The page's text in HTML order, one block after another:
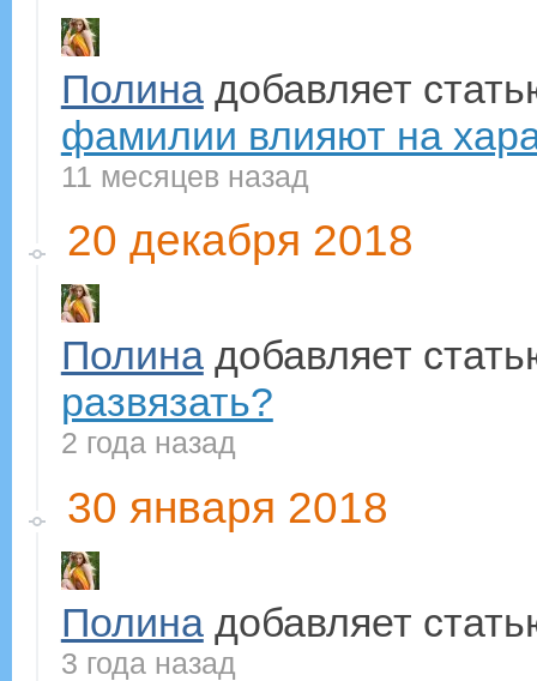
Полинадобавляет
фамилии влияют на
11 месяцев назад
20 декабря 2018
Полинадобавляет
развязать?
2 года назад
30 января 2018
Полинадобавляет
3 года назад